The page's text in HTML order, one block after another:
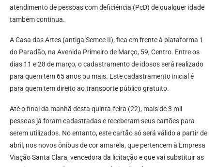
atendimento de pessoas com deficiência (PcD) de qualquer idade
também continua.
A Casa das Artes (antiga Semec II), fica em frente à plataforma 1
do Paradão, na Avenida Primeiro de Março, 59, Centro. Entre os
dias 11 e 28 de março, o cadastramento de idosos será realizado
para quem tem 65 anos ou mais. Este cadastramento inicial é
para quem tem direito ao transporte público gratuito.
Até o final da manhã desta quinta-feira (22), mais de 3 mil
pessoas já foram cadastradas e receberam seus cartões para
serem utilizados. No entanto, este cartão só será válido a partir de
abril, nos novos ônibus de cor amarela, que pertencem à Empresa
Viação Santa Clara, vencedora da licitação e que vai substituir as